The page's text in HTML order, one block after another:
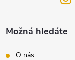
Možná hledáte
O nás